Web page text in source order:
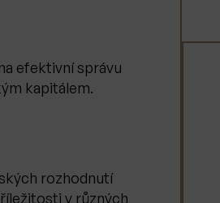
efektivní správu
kapitálem.
rozhodnutí
v různých